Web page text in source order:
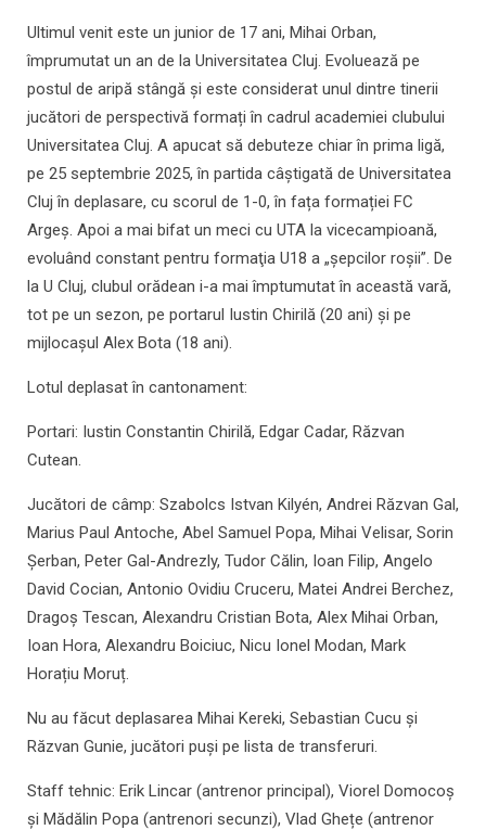
Ultimul venit este un junior de 17 ani, Mihai Orban,
împrumutat un an de la Universitatea Cluj. Evoluează pe
postul de aripă stângă și este considerat unul dintre tinerii
jucători de perspectivă formați în cadrul academiei clubului
Universitatea Cluj. A apucat să debuteze chiar în prima ligă,
pe 25 septembrie 2025, în partida câștigată de Universitatea
Cluj în deplasare, cu scorul de 1-0, în fața formației FC
Argeș. Apoi a mai bifat un meci cu UTA la vicecampioană,
evoluând constant pentru formaţia U18 a „şepcilor roşii”. De
la U Cluj, clubul orădean i-a mai împtumutat în această vară,
tot pe un sezon, pe portarul Iustin Chirilă (20 ani) şi pe
mijlocaşul Alex Bota (18 ani).
Lotul deplasat în cantonament:
Portari: Iustin Constantin Chirilă, Edgar Cadar, Răzvan
Cutean.
Jucători de câmp: Szabolcs Istvan Kilyén, Andrei Răzvan Gal,
Marius Paul Antoche, Abel Samuel Popa, Mihai Velisar, Sorin
Șerban, Peter Gal-Andrezly, Tudor Călin, Ioan Filip, Angelo
David Cocian, Antonio Ovidiu Cruceru, Matei Andrei Berchez,
Dragoș Tescan, Alexandru Cristian Bota, Alex Mihai Orban,
Ioan Hora, Alexandru Boiciuc, Nicu Ionel Modan, Mark
Horațiu Moruț.
Nu au făcut deplasarea Mihai Kereki, Sebastian Cucu și
Răzvan Gunie, jucători puşi pe lista de transferuri.
Staff tehnic: Erik Lincar (antrenor principal), Viorel Domocoș
și Mădălin Popa (antrenori secunzi), Vlad Ghețe (antrenor